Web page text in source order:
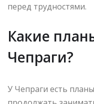
перед трудностями.
Какие
Чепраги?
У Чепраги есть